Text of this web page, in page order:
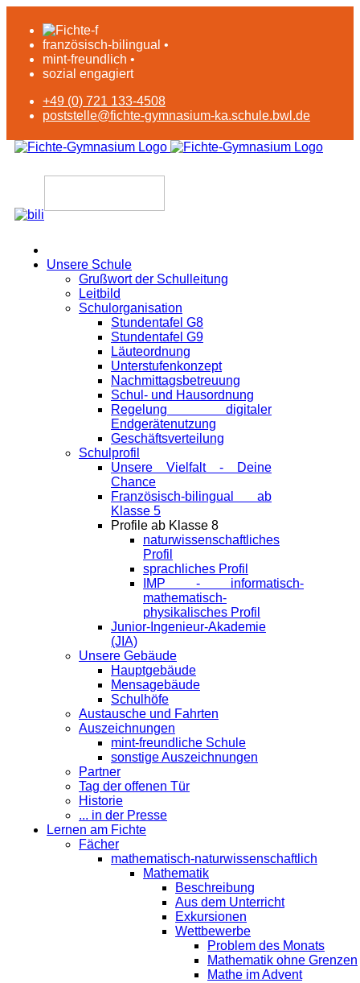
französisch-bilingual •
mint-freundlich •
sozial engagiert
+49 (0) 721 133-4508
poststelle@fichte-gymnasium-ka.schule.bwl.de
Unsere Schule
Grußwort der Schulleitung
Leitbild
Schulorganisation
Stundentafel G8
Stundentafel G9
Läuteordnung
Unterstufenkonzept
Nachmittagsbetreuung
Schul- und Hausordnung
Regelung digitaler
Endgeräte­nutzung
Geschäftsverteilung
Schulprofil
Unsere Vielfalt - Deine
Chance
Französisch-bilingual ab
Klasse 5
Profile ab Klasse 8
naturwissenschaftliches
Profil
sprachliches Profil
IMP - informatisch-
mathematisch-
physikalisches Profil
Junior-Ingenieur-Akademie
(JIA)
Unsere Gebäude
Hauptgebäude
Mensagebäude
Schulhöfe
Austausche und Fahrten
Auszeichnungen
mint-freundliche Schule
sonstige Auszeichnungen
Partner
Tag der offenen Tür
Historie
... in der Presse
Lernen am Fichte
Fächer
mathematisch-naturwissenschaftlich
Mathematik
Beschreibung
Aus dem Unterricht
Exkursionen
Wettbewerbe
Problem des Monats
Mathematik ohne Grenzen
Mathe im Advent